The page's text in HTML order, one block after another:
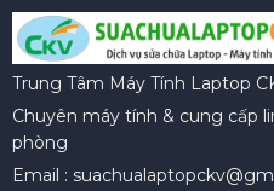
Trung Tâm Máy Tính Laptop
Chuyên máy tính & cung cấp
phòng
Email :